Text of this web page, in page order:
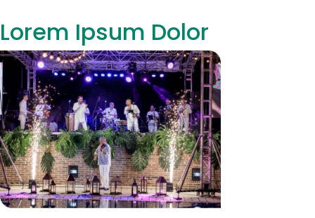
Lorem Ipsum Dolor